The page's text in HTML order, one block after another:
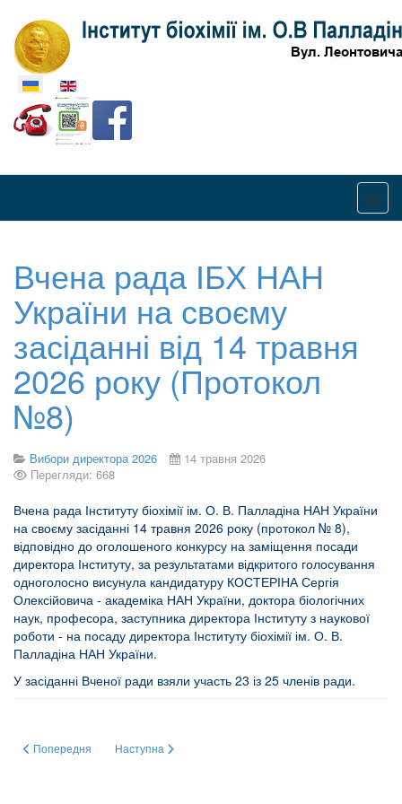
Оберіть свою мову
Вчена рада ІБХ НАН
України на своєму
засіданні від 14 травня
2026 року (Протокол
№8)
Вибори директора 2026
14 травня 2026
Перегляди: 668
Вчена рада Інституту біохімії ім. О. В. Палладіна НАН України
на своєму засіданні 14 травня 2026 року (протокол № 8),
відповідно до оголошеного конкурсу на заміщення посади
директора Інституту, за результатами відкритого голосування
одноголосно висунула кандидатуру КОСТЕРІНА Сергія
Олексійовича ‑ академіка НАН України, доктора біологічних
наук, професора, заступника директора Інституту з наукової
роботи ‑ на посаду директора Інституту біохімії ім. О. В.
Палладіна НАН України.
У засіданні Вченої ради взяли участь 23 із 25 членів ради.
Попередня стаття: Оголошення конкурсу на заміщення посад
Попередня Наступна стаття: Наказ Про організацію виборів
Наступна